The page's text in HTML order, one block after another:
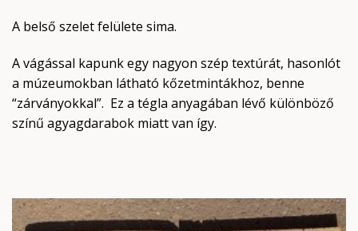
A belső szelet felülete sima.
A vágással kapunk egy nagyon szép textúrát, hasonlót
a múzeumokban látható kőzetmintákhoz, benne
“zárványokkal”. Ez a tégla anyagában lévő különböző
színű agyagdarabok miatt van így.